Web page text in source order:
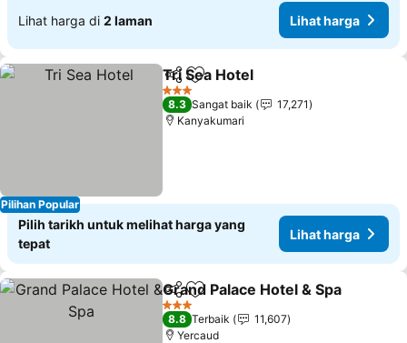
Lihat harga di 2 laman Lihat harga
Pilihan Popular
KongsiTambah ke favorit
Tri Sea Hotel
3 Bintang
8.3 Sangat baik
17,271
Kanyakumari
Pilih tarikh untuk melihat harga yang
tepat
Lihat harga
KongsiTambah ke favorit
Grand Palace Hotel & Spa
3 Bintang
8.8 Terbaik
11,607
Yercaud